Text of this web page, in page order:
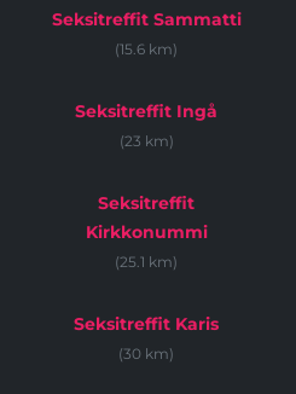
Seksitreffit Sammatti
(15.6 km)
Seksitreffit Ingå
(23 km)
Seksitreffit
Kirkkonummi
(25.1 km)
Seksitreffit Karis
(30 km)